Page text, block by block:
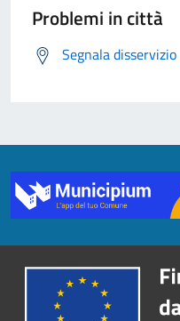
Problemi in città
Segnala disservizio